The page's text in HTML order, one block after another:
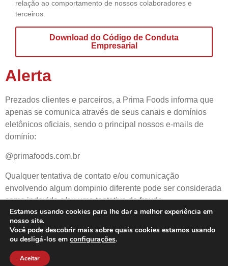
relação ao comportamento de nossos colaboradores e
terceiros.
Download do Código de Conduta
Empresarial
Alerta
Prezados clientes e parceiros, a Prima Foods informa que
apenas se comunica através de seus canais e domínios
eletônicos oficiais, sendo o principal nossos e-mails de
domínio:
@primafoods.com.br
Qualquer tentativa de contato e/ou comunicação
envolvendo algum dompinio diferente pode ser considerada
como indevida e/ou uma tentativa de fraude.
© 2022 – Prima Foods S.A. –
Estamos usando cookies para lhe dar a melhor experiência em
nosso site.
Você pode descobrir mais sobre quais cookies estamos usando
ou desligá-los em configurações.
Aceitar